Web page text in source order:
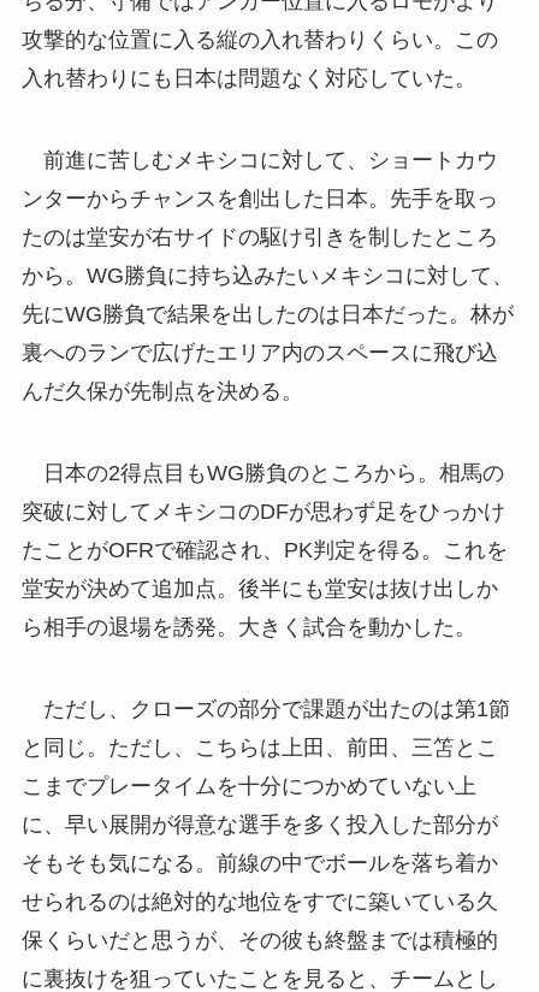
攻撃的な位置に入る縦の入れ替わりくらい。この
入れ替わりにも日本は問題なく対応していた。
前進に苦しむメキシコに対して、ショートカウ
ンターからチャンスを創出した日本。先手を取っ
たのは堂安が右サイドの駆け引きを制したところ
から。WG勝負に持ち込みたいメキシコに対して、
先にWG勝負で結果を出したのは日本だった。林が
裏へのランで広げたエリア内のスペースに飛び込
んだ久保が先制点を決める。
日本の2得点目もWG勝負のところから。相馬の
突破に対してメキシコのDFが思わず足をひっかけ
たことがOFRで確認され、PK判定を得る。これを
堂安が決めて追加点。後半にも堂安は抜け出しか
ら相手の退場を誘発。大きく試合を動かした。
ただし、クローズの部分で課題が出たのは第1節
と同じ。ただし、こちらは上田、前田、三笘とこ
こまでプレータイムを十分につかめていない上
に、早い展開が得意な選手を多く投入した部分が
そもそも気になる。前線の中でボールを落ち着か
せられるのは絶対的な地位をすでに築いている久
保くらいだと思うが、その彼も終盤までは積極的
に裏抜けを狙っていたことを見ると、チームとし